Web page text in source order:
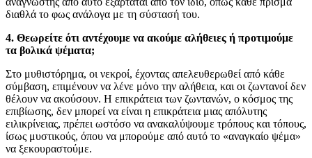
διαθλά το φως ανάλογα με τη σύστασή του.
4. Θεωρείτε ότι αντέχουμε να ακούμε αλήθειες ή προτιμούμε
τα βολικά ψέματα;
Στο μυθιστόρημα, οι νεκροί, έχοντας απελευθερωθεί από κάθε
σύμβαση, επιμένουν να λένε μόνο την αλήθεια, και οι ζωντανοί δεν
θέλουν να ακούσουν. Η επικράτεια των ζωντανών, ο κόσμος της
επιβίωσης, δεν μπορεί να είναι η επικράτεια μιας απόλυτης
ειλικρίνειας, πρέπει ωστόσο να ανακαλύψουμε τρόπους και τόπους,
ίσως μυστικούς, όπου να μπορούμε από αυτό το «αναγκαίο ψέμα»
να ξεκουραστούμε.